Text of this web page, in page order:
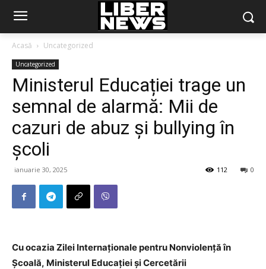
Acasă Uncategorized
Uncategorized
Ministerul Educației trage un
semnal de alarmă: Mii de
cazuri de abuz și bullying în
școli
ianuarie 30, 2025 0
112
Cu ocazia Zilei Internaționale pentru Nonviolență în
Școală, Ministerul Educației și Cercetării